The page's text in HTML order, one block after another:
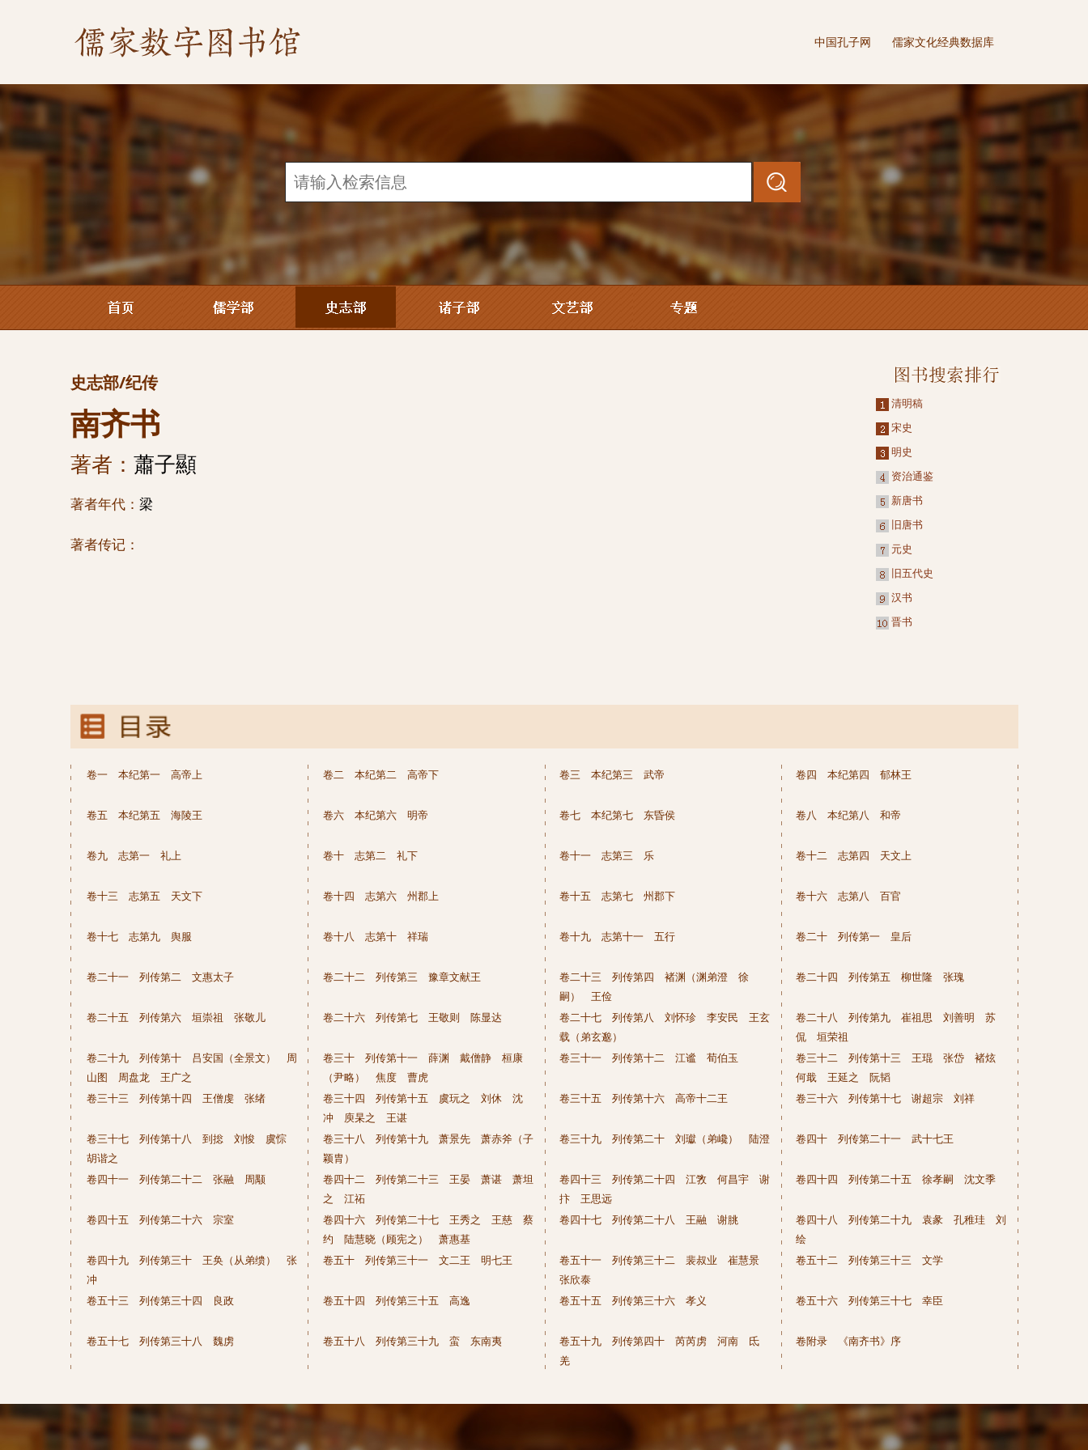
中国孔子网 儒家文化经典数据库
史志部/纪传
南齐书
著者： 蕭子顯
著者年代： 梁
著者传记：
清明稿
宋史
明史
资治通鉴
新唐书
旧唐书
元史
旧五代史
汉书
晋书
卷一 本纪第一 高帝上 卷二 本纪第二 高帝下 卷三 本纪第三 武帝 卷四 本纪第四 郁林王
卷五 本纪第五 海陵王 卷六 本纪第六 明帝 卷七 本纪第七 东昏侯 卷八 本纪第八 和帝
卷九 志第一 礼上 卷十 志第二 礼下 卷十一 志第三 乐 卷十二 志第四 天文上
卷十三 志第五 天文下 卷十四 志第六 州郡上 卷十五 志第七 州郡下 卷十六 志第八 百官
卷十七 志第九 舆服 卷十八 志第十 祥瑞 卷十九 志第十一 五行 卷二十 列传第一 皇后
卷二十一 列传第二 文惠太子 卷二十二 列传第三 豫章文献王
卷二十三 列传第四 褚渊（渊弟澄 徐
嗣） 王俭
卷二十四 列传第五 柳世隆 张瑰
卷二十五 列传第六 垣崇祖 张敬儿 卷二十六 列传第七 王敬则 陈显达
卷二十七 列传第八 刘怀珍 李安民 王玄
载（弟玄邈）
卷二十八 列传第九 崔祖思 刘善明 苏
侃 垣荣祖
卷二十九 列传第十 吕安国（全景文） 周
山图 周盘龙 王广之
卷三十 列传第十一 薛渊 戴僧静 桓康
（尹略） 焦度 曹虎
卷三十一 列传第十二 江谧 荀伯玉
卷三十二 列传第十三 王琨 张岱 褚炫
何戢 王延之 阮韬
卷三十三 列传第十四 王僧虔 张绪
卷三十四 列传第十五 虞玩之 刘休 沈
冲 庾杲之 王谌
卷三十五 列传第十六 高帝十二王 卷三十六 列传第十七 谢超宗 刘祥
卷三十七 列传第十八 到捴 刘悛 虞悰
胡谐之
卷三十八 列传第十九 萧景先 萧赤斧（子
颖胄）
卷三十九 列传第二十 刘瓛（弟巉） 陆澄 卷四十 列传第二十一 武十七王
卷四十一 列传第二十二 张融 周颙
卷四十二 列传第二十三 王晏 萧谌 萧坦
之 江祏
卷四十三 列传第二十四 江敩 何昌宇 谢
抃 王思远
卷四十四 列传第二十五 徐孝嗣 沈文季
卷四十五 列传第二十六 宗室
卷四十六 列传第二十七 王秀之 王慈 蔡
约 陆慧晓（顾宪之） 萧惠基
卷四十七 列传第二十八 王融 谢朓
卷四十八 列传第二十九 袁彖 孔稚珪 刘
绘
卷四十九 列传第三十 王奂（从弟缋） 张
冲
卷五十 列传第三十一 文二王 明七王
卷五十一 列传第三十二 裴叔业 崔慧景
张欣泰
卷五十二 列传第三十三 文学
卷五十三 列传第三十四 良政 卷五十四 列传第三十五 高逸 卷五十五 列传第三十六 孝义 卷五十六 列传第三十七 幸臣
卷五十七 列传第三十八 魏虏 卷五十八 列传第三十九 蛮 东南夷
卷五十九 列传第四十 芮芮虏 河南 氐
羌
卷附录 《南齐书》序